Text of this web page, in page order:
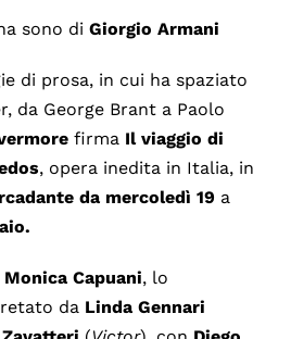
sono di Giorgio Armani
di prosa, in cui ha spaziato
da George Brant a Paolo
firma Il viaggio di
, opera inedita in Italia, in
da mercoledì 19 a
Monica Capuani, lo
da Linda Gennari